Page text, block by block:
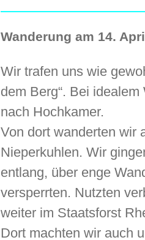
Wanderung am 14.
Wir trafen uns wie
dem Berg“. Bei
nach Hochkamer.
Von dort wanderten wir
Nieperkuhlen. Wir
entlang, über enge
versperrten. Nutzten
weiter im Staatsforst
Dort machten wir auch